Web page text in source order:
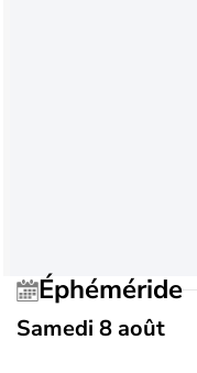
Éphéméride
Samedi 8 août